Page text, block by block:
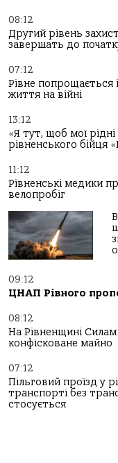
08:12
Другий рівень
завершать до
07:12
Рівне попрощається
життя на війні
13:12
«Я тут, щоб мої рідні
рівненського бійця
11:12
Рівненські медики
велопробіг
09:12
ЦНАП Рівного
08:12
На Рівненщині
конфісковане майно
07:12
Пільговий проїзд у
транспорті без
стосується